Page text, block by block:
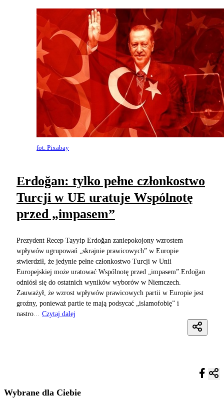
fot. Pixabay
Erdoğan: tylko pełne członkostwo
Turcji w UE uratuje Wspólnotę
przed „impasem”
Prezydent Recep Tayyip Erdoğan zaniepokojony wzrostem
wpływów ugrupowań „skrajnie prawicowych” w Europie
stwierdził, że jedynie pełne członkostwo Turcji w Unii
Europejskiej może uratować Wspólnotę przed „impasem”.Erdoğan
odniósł się do ostatnich wyników wyborów w Niemczech.
Zauważył, że wzrost wpływów prawicowych partii w Europie jest
groźny, ponieważ partie te mają podsycać „islamofobię” i
nastro...
Czytaj dalej
Wybrane dla Ciebie